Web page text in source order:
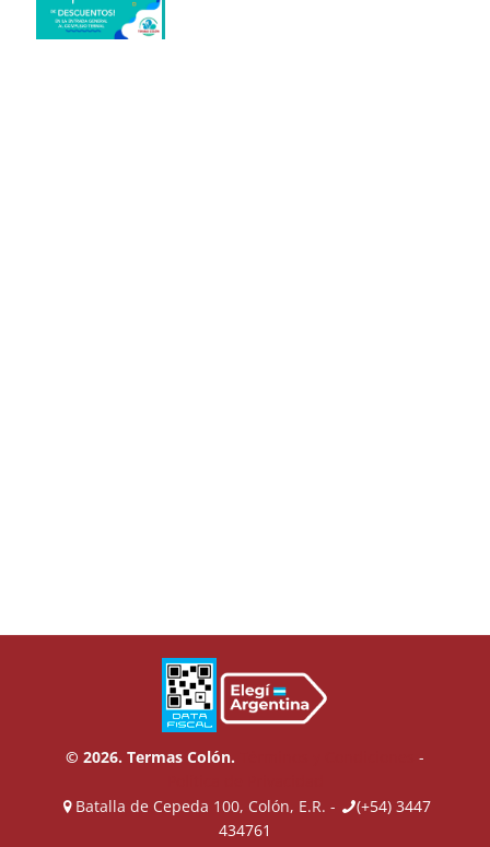
© 2026. Termas Colón.
-
Batalla de Cepeda 100, Colón, E.R. -
(+54) 3447
434761